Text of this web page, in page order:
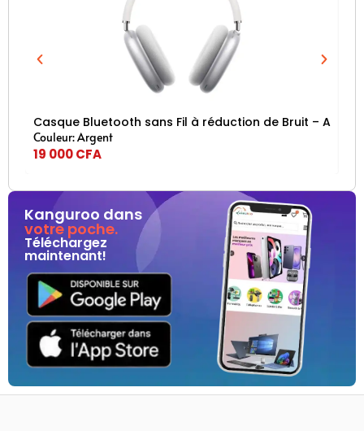
Casque Bluetooth sans Fil à réduction de Bruit – Air
Couleur: Argent
19 000CFA
Kanguroo dans
votre poche.
Téléchargez
maintenant!